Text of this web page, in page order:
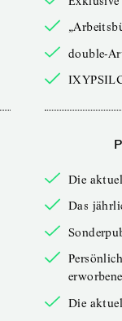
double-
Die
Das
Die